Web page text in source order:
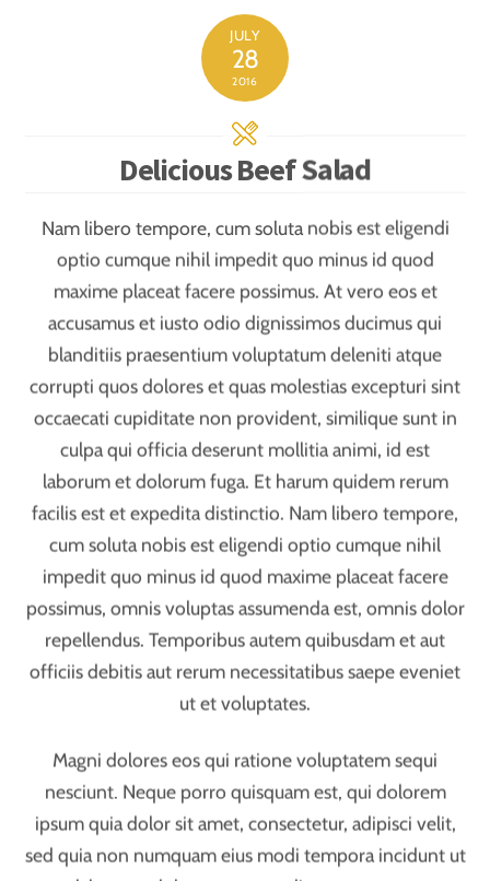
accusamus et iusto odio dignissimos ducimus qui
blanditiis praesentium voluptatum deleniti atque
corrupti quos dolores et quas molestias excepturi sint
occaecati cupiditate non provident, similique sunt in
culpa qui officia deserunt mollitia animi, id est
laborum et dolorum fuga. Et harum quidem rerum
cum soluta nobis est eligendi optio cumque nihil
impedit quo minus id quod maxime placeat facere
possimus, omnis voluptas assumenda est, omnis dolor
repellendus. Temporibus autem quibusdam et aut
officiis debitis aut rerum necessitatibus saepe eveniet
ut et voluptates.
Magni dolores eos qui ratione voluptatem sequi
nesciunt. Neque porro quisquam est, qui dolorem
ipsum quia dolor sit amet, consectetur, adipisci velit,
sed quia non numquam eius modi tempora incidunt ut
labore et dolore magnam aliquam quaerat
voluptatem. Ut enim ad minima veniam, quis nostrum
exercitationem ullam corporis suscipit laboriosam, nisi
ut aliquid ex ea commodi consequatur? Quis autem
vel eum iure reprehenderit qui in ea voluptate velit
dolorem eum fugiat quo voluptas nulla pariatur?”
repudiandae sint et molestiae non recusandae. Itaque
earum rerum hic tenetur a sapiente delectus, ut aut
reiciendis voluptatibus maiores alias consequatur aut